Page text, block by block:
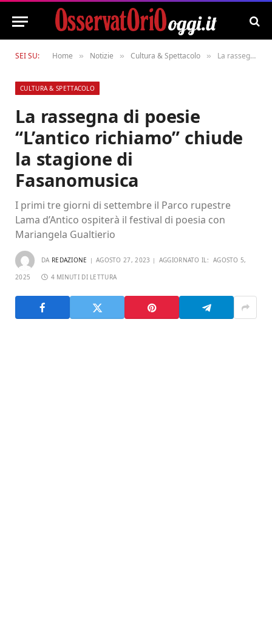
SEI SU: Home » Notizie » Cultura & Spettacolo » La rassegna di poesie “L’antico richiamo” chiude la stagione di Fasanomusica
CULTURA & SPETTACOLO
La rassegna di poesie
“L’antico richiamo” chiude
la stagione di
Fasanomusica
I primi tre giorni di settembre il Parco rupestre
Lama d’Antico ospiterà il festival di poesia con
Mariangela Gualtierio
DA REDAZIONE AGOSTO 27, 2023 AGGIORNATO IL: AGOSTO 5,
2025 4 MINUTI DI LETTURA